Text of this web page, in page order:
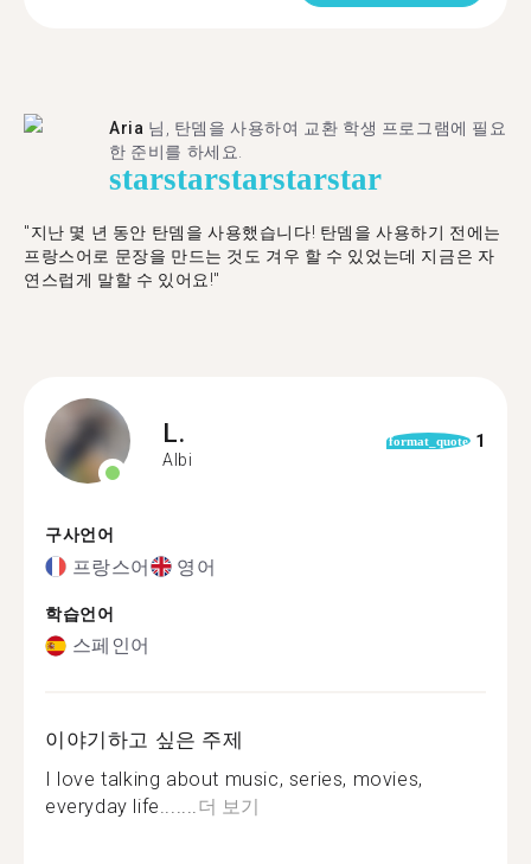
Aria 님, 탄뎀을 사용하여 교환 학생 프로그램에 필요
한 준비를 하세요.
starstarstarstarstar
"​​지난 몇 년 동안 탄뎀을 사용했습니다! 탄뎀을 사용하기 전에는
프랑스어로 문장을 만드는 것도 겨우 할 수 있었는데 지금은 자
연스럽게 말할 수 있어요!"
L.
Albi
format_quote 1
구사언어
프랑스어 영어
학습언어
스페인어
이야기하고 싶은 주제
I love talking about music, series, movies,
everyday life.......더 보기